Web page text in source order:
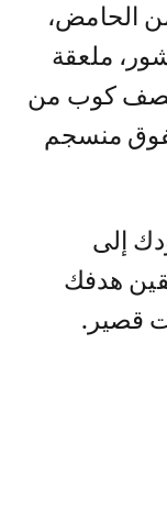
الحامض،
ملعقة
كوب من
منسجم
إلى
هدفك
قصير.